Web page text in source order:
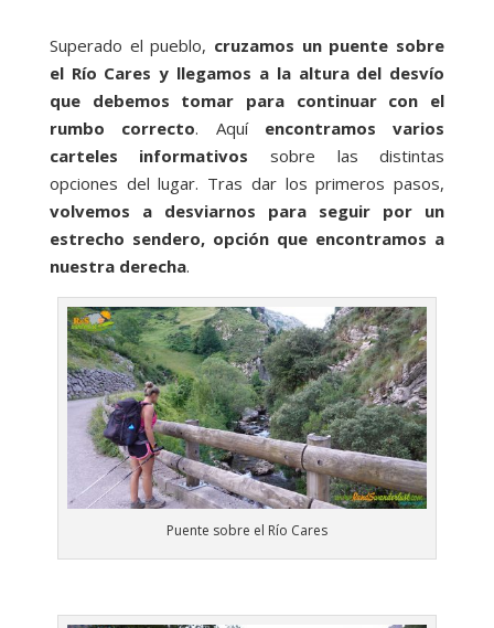
Superado el pueblo, cruzamos un puente sobre
el Río Cares y llegamos a la altura del desvío
que debemos tomar para continuar con el
rumbo correcto. Aquí encontramos varios
carteles informativos sobre las distintas
opciones del lugar. Tras dar los primeros pasos,
volvemos a desviarnos para seguir por un
estrecho sendero, opción que encontramos a
nuestra derecha.
Puente sobre el Río Cares